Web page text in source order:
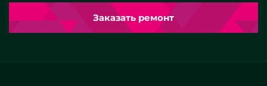
Заказать ремонт